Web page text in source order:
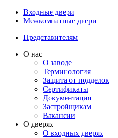
Входные двери
Межкомнатные двери
Представителям
О нас
О заводе
Терминология
Защита от подделок
Сертификаты
Документация
Застройщикам
Вакансии
О дверях
О входных дверях